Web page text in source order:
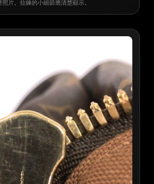
片。拉鍊的小細節應清楚顯示。